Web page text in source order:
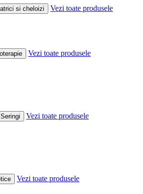
si cheloizi
Vezi toate produsele
Vezi toate produsele
Vezi toate produsele
Vezi toate produsele